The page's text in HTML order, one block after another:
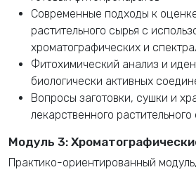
Современные подходы к
растительного сырья с
хроматографических и
Фитохимический анализ и
биологически активных
Вопросы заготовки, сушки и
лекарственного растительного
Модуль 3:
Практико-ориентированный